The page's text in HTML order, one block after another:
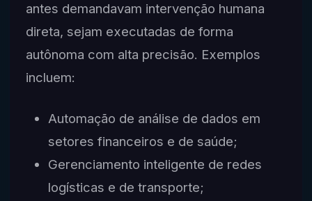
antes demandavam intervenção humana
direta, sejam executadas de forma
autônoma com alta precisão. Exemplos
incluem:
Automação de análise de dados em
setores financeiros e de saúde;
Gerenciamento inteligente de redes
logísticas e de transporte;